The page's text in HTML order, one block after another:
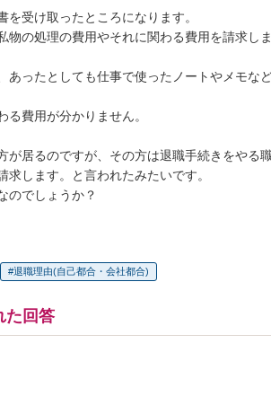
受け取ったところになります。
物の処理の費用やそれに関わる費用を請求し
あったとしても仕事で使ったノートやメモな
費用が分かりません。
が居るのですが、その方は退職手続きをやる
します。と言われたみたいです。
のでしょうか？
退職理由(自己都合・会社都合)
た回答